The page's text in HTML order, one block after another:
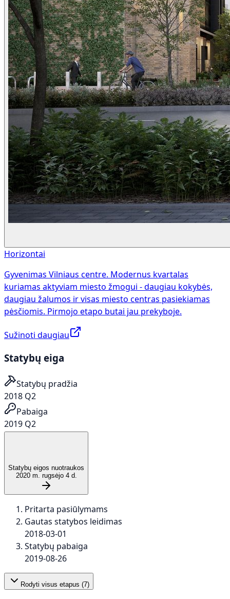
Horizontai
Gyvenimas Vilniaus centre. Modernus kvartalas
kuriamas aktyviam miesto žmogui - daugiau kokybės,
daugiau žalumos ir visas miesto centras pasiekiamas
pėsčiomis. Pirmojo etapo butai jau prekyboje.
Sužinoti daugiau
Statybų eiga
Statybų pradžia
2018 Q2
Pabaiga
2019 Q2
Statybų eigos nuotraukos
2020 m. rugsėjo 4 d.
Pritarta pasiūlymams
Gautas statybos leidimas
2018-03-01
Statybų pabaiga
2019-08-26
Rodyti visus etapus (7)